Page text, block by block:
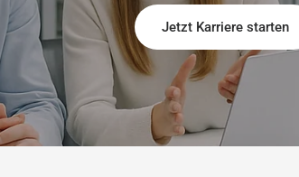
Jetzt Karriere starten